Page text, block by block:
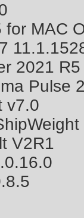
for MAC
2021
Pulse
v7.0
V2R1